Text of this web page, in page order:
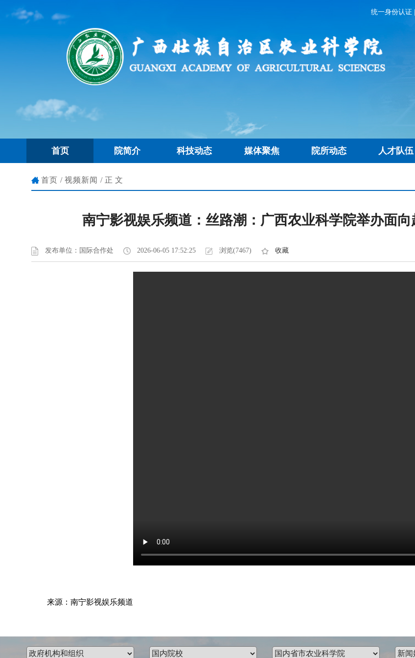
统一身份认证
首页 院简介 科技动态 媒体聚焦 院所动态 人才队伍
首页 / 视频新闻 /正文
南宁影视娱乐频道：丝路潮：广西农业科学院举办面
发布单位：国际合作处 2026-06-05 17:52:25 浏览(7467) 收藏
来源：南宁影视娱乐频道